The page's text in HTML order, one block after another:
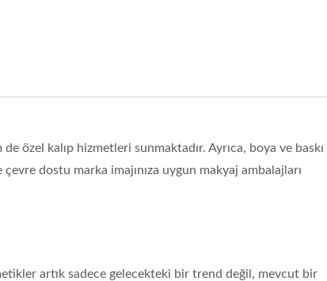
özel kalıp hizmetleri sunmaktadır. Ayrıca, boya ve baskı
dostu marka imajınıza uygun makyaj ambalajları
artık sadece gelecekteki bir trend değil, mevcut bir